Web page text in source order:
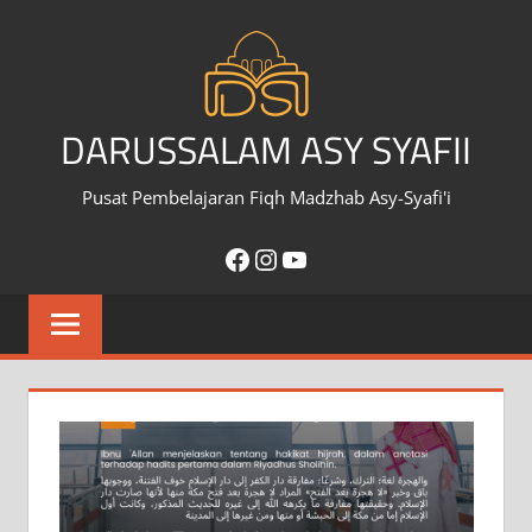
DARUSSALAM ASY SYAFII
Pusat Pembelajaran Fiqh Madzhab Asy-Syafi'i
Facebook
Instagram
YouTube